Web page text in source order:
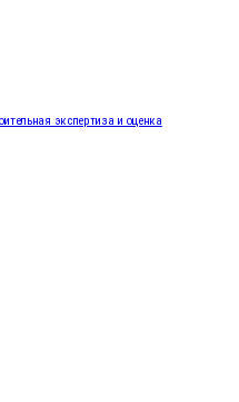
экспертиза и оценка